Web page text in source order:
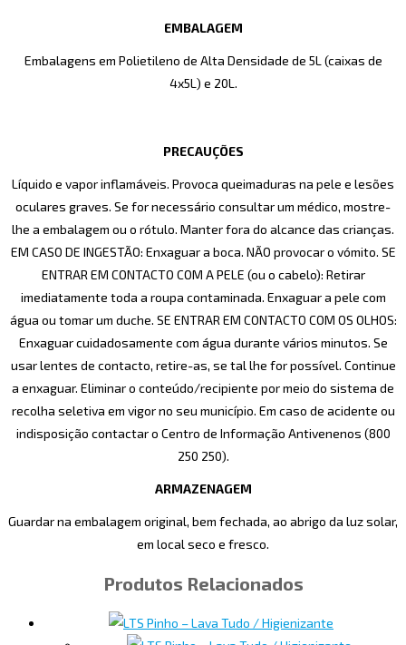
EMBALAGEM
Embalagens em Polietileno de Alta Densidade de 5L (caixas de
4x5L) e 20L.
PRECAUÇÕES
Líquido e vapor inflamáveis. Provoca queimaduras na pele e lesões
oculares graves. Se for necessário consultar um médico, mostre-
lhe a embalagem ou o rótulo. Manter fora do alcance das crianças.
EM CASO DE INGESTÃO: Enxaguar a boca. NÃO provocar o vómito. SE
ENTRAR EM CONTACTO COM A PELE (ou o cabelo): Retirar
imediatamente toda a roupa contaminada. Enxaguar a pele com
água ou tomar um duche. SE ENTRAR EM CONTACTO COM OS OLHOS:
Enxaguar cuidadosamente com água durante vários minutos. Se
usar lentes de contacto, retire-as, se tal lhe for possível. Continue
a enxaguar. Eliminar o conteúdo/recipiente por meio do sistema de
recolha seletiva em vigor no seu município. Em caso de acidente ou
indisposição contactar o Centro de Informação Antivenenos (800
250 250).
ARMAZENAGEM
Guardar na embalagem original, bem fechada, ao abrigo da luz solar,
em local seco e fresco.
Produtos Relacionados